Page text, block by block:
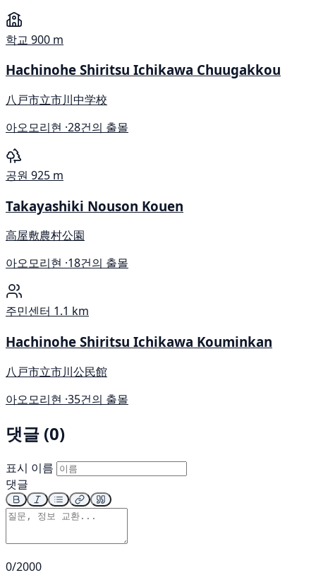
학교 900 m
Hachinohe Shiritsu Ichikawa Chuugakkou
八戸市立市川中学校
아오모리현 ·28건의 출몰
공원 925 m
Takayashiki Nouson Kouen
高屋敷農村公園
아오모리현 ·18건의 출몰
주민센터 1.1 km
Hachinohe Shiritsu Ichikawa Kouminkan
八戸市立市川公民館
아오모리현 ·35건의 출몰
댓글 (0)
표시 이름
댓글
0/2000